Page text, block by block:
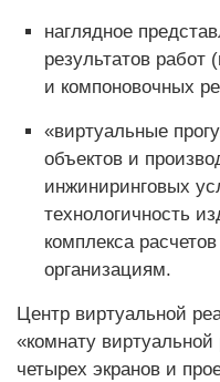
наглядное
результатов работ
и компоновочных
«виртуальные
объектов и
инжиниринговых
технологичность
комплекса
организациям.
Центр виртуальной
«комнату
четырех экранов и